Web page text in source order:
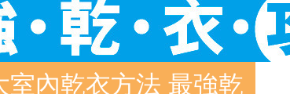
內乾衣方法 最強乾